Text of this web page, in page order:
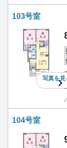
103号室
写真を見
104号室